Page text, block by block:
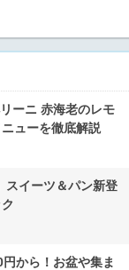
ーニ 赤海老のレモ
ューを徹底解説
スイーツ＆パン新登
から！お盆や集ま